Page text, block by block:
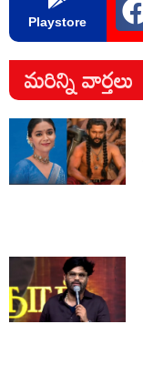
Playstore
మరిన్ని వార్తలు